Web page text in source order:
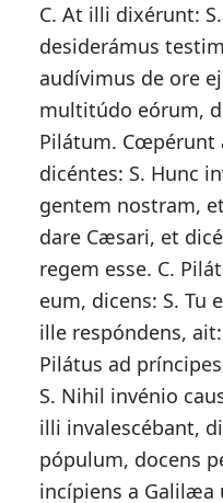
C. At illi dixérunt:
desiderámus
audívimus de ore
multitúdo eórum,
Pilátum. Cœpérunt
dicéntes: S. Hunc
gentem nostram,
dare Cæsari, et
regem esse. C.
eum, dicens: S. Tu
ille respóndens,
Pilátus ad
S. Nihil invénio
illi invalescébant,
pópulum, docens
incípiens a Galilæa